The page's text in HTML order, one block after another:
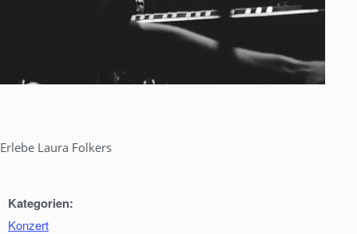
Erlebe Laura Folkers
Kategorien:
Konzert